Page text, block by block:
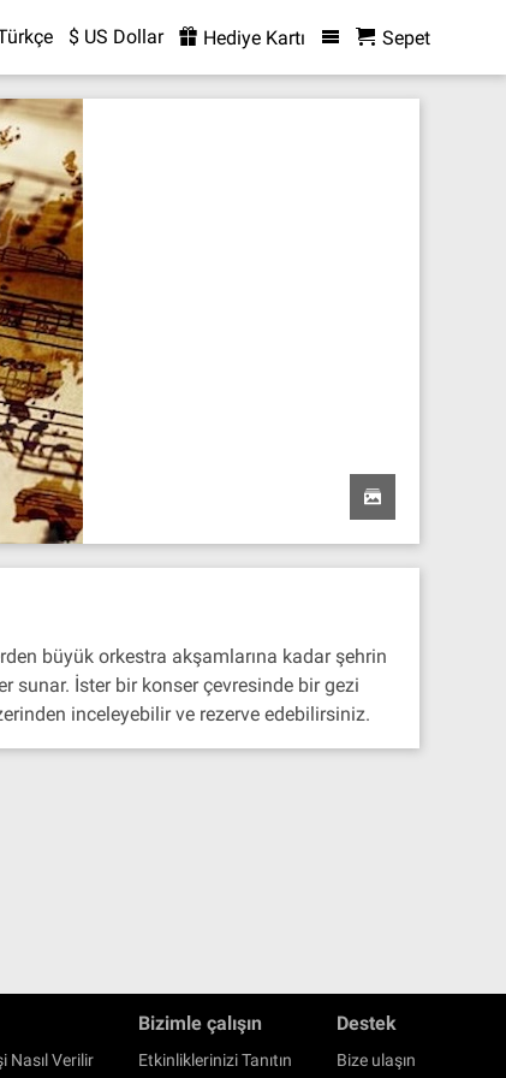
$ US Dollar Hediye Kartı Sepet
büyük orkestra akşamlarına kadar şehrin
sunar. İster bir konser çevresinde bir gezi
inceleyebilir ve rezerve edebilirsiniz.
Nasıl Verilir
Bizimle çalışın
Etkinliklerinizi Tanıtın
Destek
Bize ulaşın